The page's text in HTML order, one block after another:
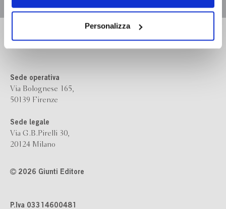
dei soli cookie tecnici. Selezionando “Accetta tutti” presti
il tuo consenso alla profilazione che potrai revocare in
ogni momentoRevoca
Personalizza
Sede operativa
Via Bolognese 165,
50139 Firenze
Sede legale
Via G.B.Pirelli 30,
20124 Milano
2026 Giunti Editore
P.Iva 03314600481